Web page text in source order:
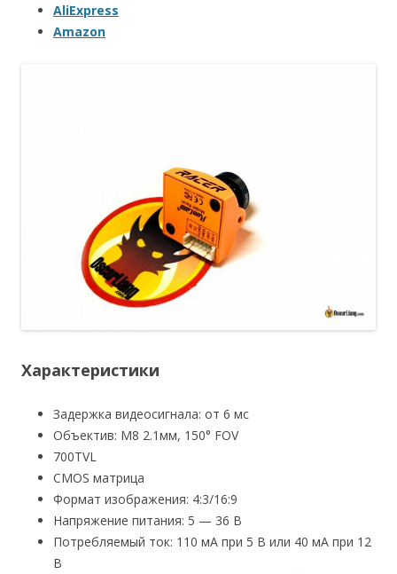
AliExpress
Amazon
Характеристики
Задержка видеосигнала: от 6 мс
Объектив: M8 2.1мм, 150° FOV
700TVL
CMOS матрица
Формат изображения: 4:3/16:9
Напряжение питания: 5 — 36 В
Потребляемый ток: 110 мА при 5 В или 40 мА при 12
В